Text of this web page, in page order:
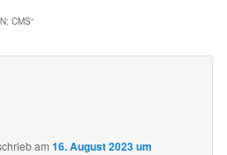
CMS“
am16. August 2023 um